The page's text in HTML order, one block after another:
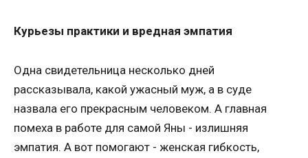
Курьезы практики и вредная эмпатия
Одна свидетельница несколько дней
рассказывала, какой ужасный муж, а в суде
назвала его прекрасным человеком. А главная
помеха в работе для самой Яны - излишняя
эмпатия. А вот помогают - женская гибкость,